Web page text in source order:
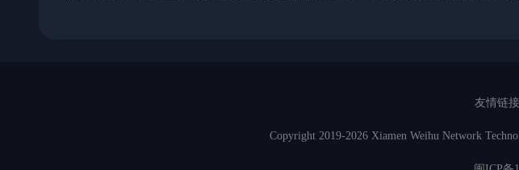
友情链接
Copyright 2019-2026 Xiamen Weihu Network